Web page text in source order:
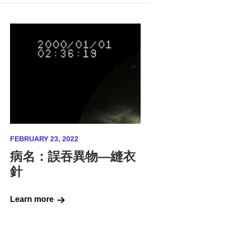
FEBRUARY 23, 2022
病名：誤吞異物—縫衣
針
Learn more